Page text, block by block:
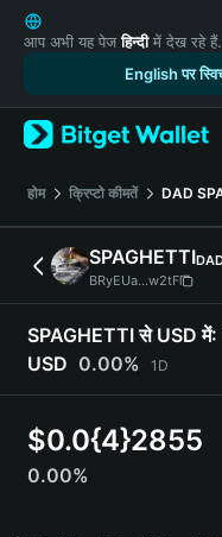
English
日本語
Русский
Español (Latinoamérica)
Türkçe
Italiano
Deutsch
简体中文
繁體中文
Português (Portugal)
Bahasa Indonesia
Español
आप अभी यह पेजहिन्दीमें देख रहे
English पर
होम क्रिप्टो कीमतें DAD
SPAGHETTI
BRyEUa...w2tF
SPAGHETTI से USD में:
USD 0.00% 1D
$0.0{4}2855
0.00%